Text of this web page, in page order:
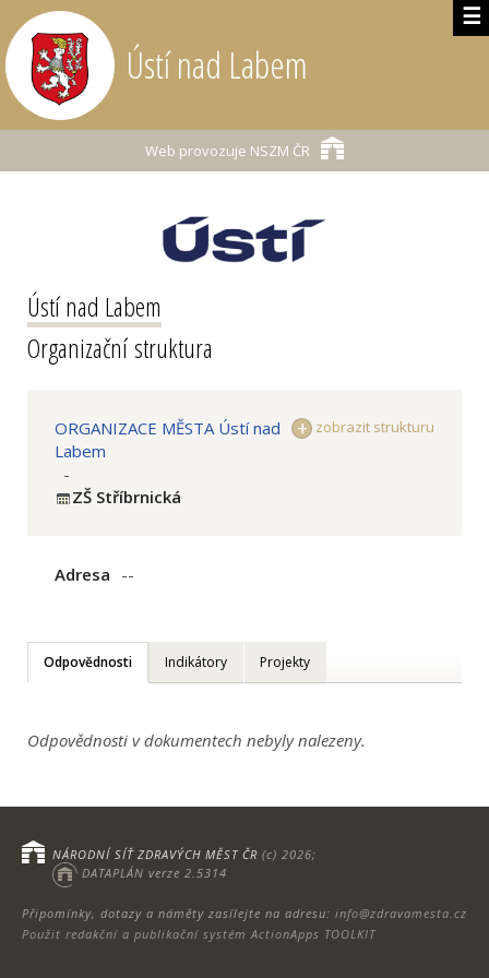
☰
Ústí nad Labem
Web provozuje NSZM ČR
Ústí nad Labem
Organizační struktura
zobrazit strukturu
ORGANIZACE MĚSTA Ústí nad
Labem
-
ZŠ Stříbrnická
Adresa --
Odpovědnosti Indikátory Projekty
Odpovědnosti v dokumentech nebyly nalezeny.
Připomínky, dotazy a náměty zasílejte na adresu: info@zdravamesta.cz
Použit redakční a publikační systém ActionApps TOOLKIT
NÁRODNÍ SÍŤ ZDRAVÝCH MĚST ČR (c) 2026;
DATAPLÁN verze 2.5314